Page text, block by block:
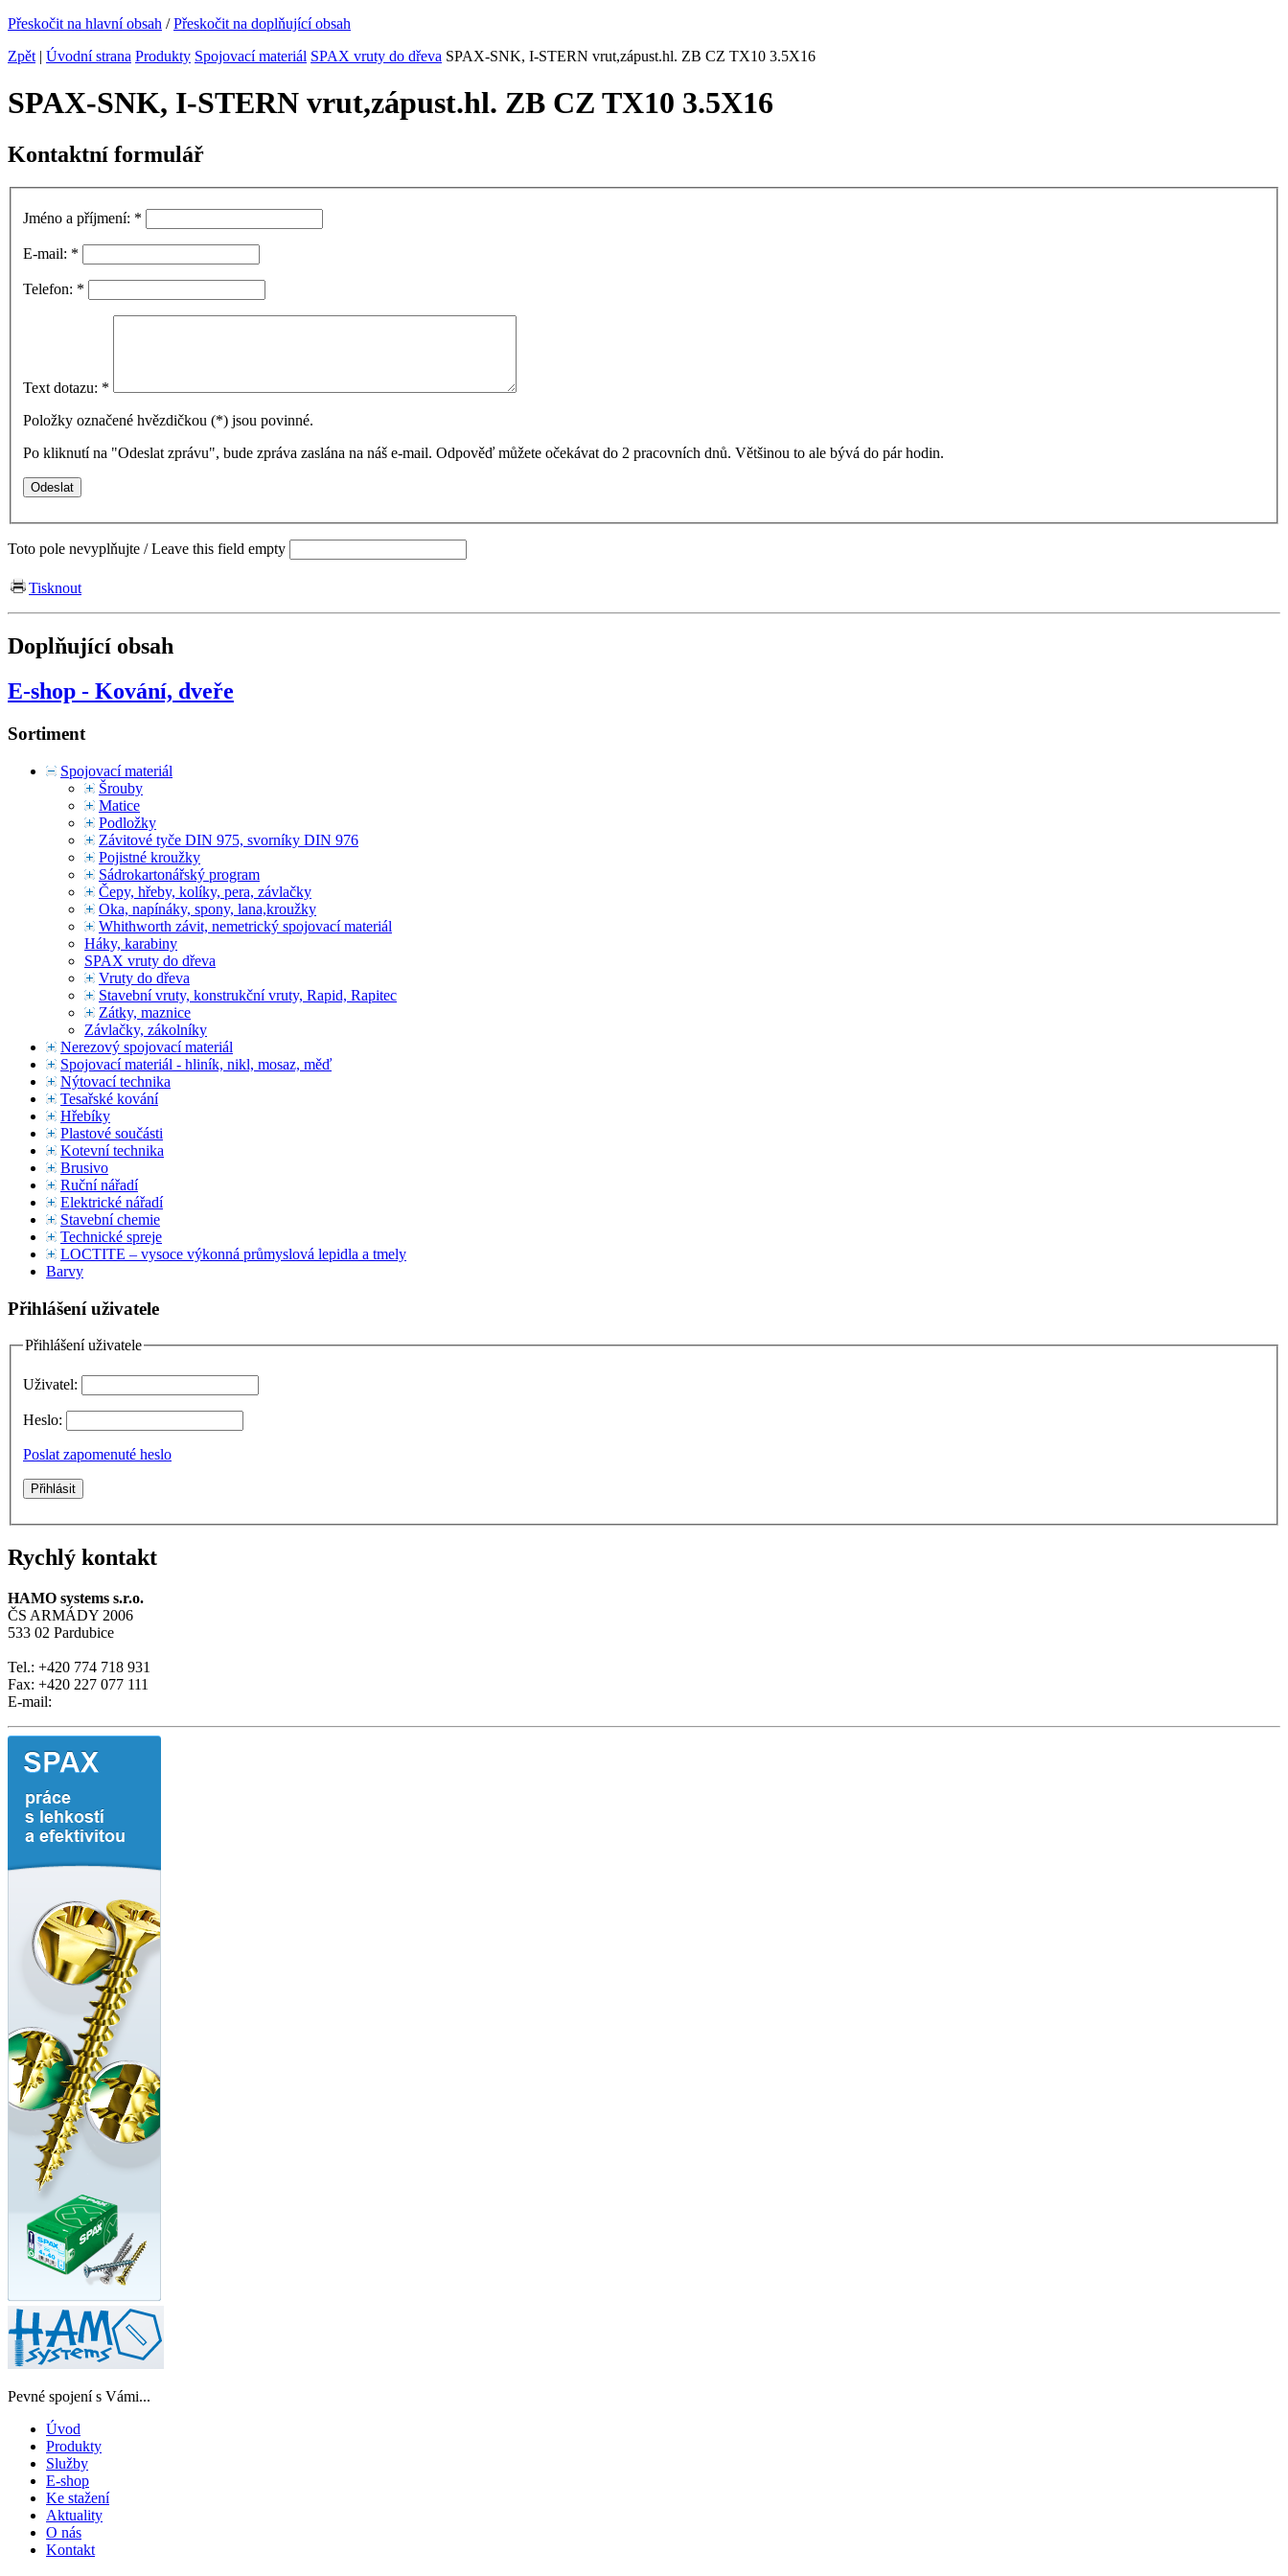
Přeskočit na hlavní obsah /Přeskočit na doplňující obsah
Zpět | Úvodní strana Produkty Spojovací materiál SPAX vruty do dřeva SPAX-SNK, I-STERN vrut,zápust.hl. ZB CZ TX10 3.5X16
SPAX-SNK, I-STERN vrut,zápust.hl. ZB CZ TX10 3.5X16
Kontaktní formulář
Jméno a příjmení: *
E-mail: *
Telefon: *
Text dotazu: *
Položky označené hvězdičkou (*) jsou povinné.
Po kliknutí na "Odeslat zprávu", bude zpráva zaslána na náš e-mail. Odpověď můžete očekávat do 2 pracovních dnů. Většinou to ale bývá do pár hodin.
Toto pole nevyplňujte / Leave this field empty
Tisknout
Doplňující obsah
E-shop - Kování, dveře
Sortiment
Spojovací materiál
Šrouby
Matice
Podložky
Závitové tyče DIN 975, svorníky DIN 976
Pojistné kroužky
Sádrokartonářský program
Čepy, hřeby, kolíky, pera, závlačky
Oka, napínáky, spony, lana,kroužky
Whithworth závit, nemetrický spojovací materiál
Háky, karabiny
SPAX vruty do dřeva
Vruty do dřeva
Stavební vruty, konstrukční vruty, Rapid, Rapitec
Zátky, maznice
Závlačky, zákolníky
Nerezový spojovací materiál
Spojovací materiál - hliník, nikl, mosaz, měď
Nýtovací technika
Tesařské kování
Hřebíky
Plastové součásti
Kotevní technika
Brusivo
Ruční nářadí
Elektrické nářadí
Stavební chemie
Technické spreje
LOCTITE – vysoce výkonná průmyslová lepidla a tmely
Barvy
Přihlášení uživatele
Přihlášení uživatele
Uživatel:
Heslo:
Poslat zapomenuté heslo
Rychlý kontakt
HAMO systems s.r.o.
ČS ARMÁDY 2006
533 02 Pardubice
Tel.: +420 774 718 931
Fax: +420 227 077 111
E-mail:
Pevné spojení s Vámi...
Úvod
Produkty
Služby
E-shop
Ke stažení
Aktuality
O nás
Kontakt